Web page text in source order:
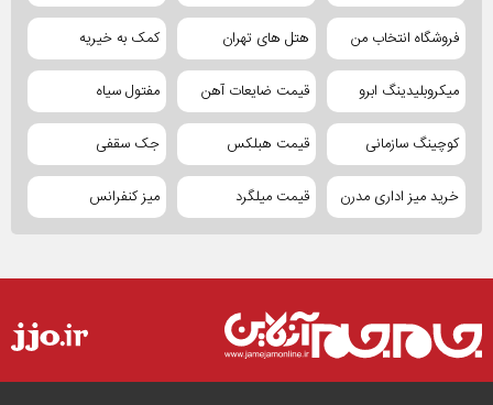
فروشگاه انتخاب من هتل های تهران کمک به خیریه
میکروبلیدینگ ابرو قیمت ضایعات آهن مفتول سیاه
کوچینگ سازمانی قیمت هبلکس جک سقفی
خرید میز اداری مدرن قیمت میلگرد میز کنفرانس